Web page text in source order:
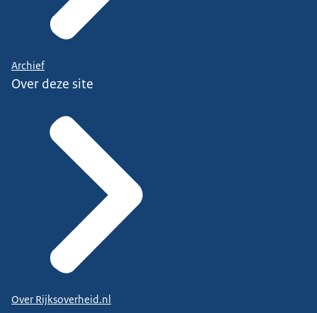
Archief
Over deze site
Over Rijksoverheid.nl